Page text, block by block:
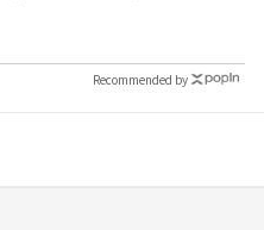
Recommended by